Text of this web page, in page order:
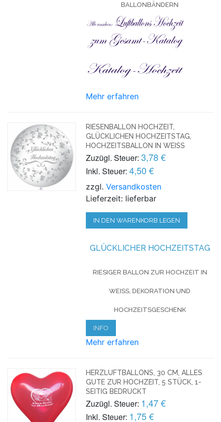
BALLONBÄNDERN
Mehr erfahren
RIESENBALLON HOCHZEIT,
GLÜCKLICHEN HOCHZEITSTAG,
HOCHZEITSBALLON IN WEISS
Zuzügl. Steuer: 3,78 €
Inkl. Steuer: 4,50 €
zzgl.Versandkosten
Lieferzeit: lieferbar
IN DEN WARENKORB LEGEN
GLÜCKLICHER HOCHZEITSTAG
RIESIGER BALLON ZUR HOCHZEIT IN
WEISS, DEKORATION UND H
OCHZEITSGESCHENK
INFO
Mehr erfahren
HERZLUFTBALLONS, 30 CM, ALLES
GUTE ZUR HOCHZEIT, 5 STÜCK, 1-
SEITIG BEDRUCKT
Zuzügl. Steuer: 1,47 €
Inkl. Steuer: 1,75 €